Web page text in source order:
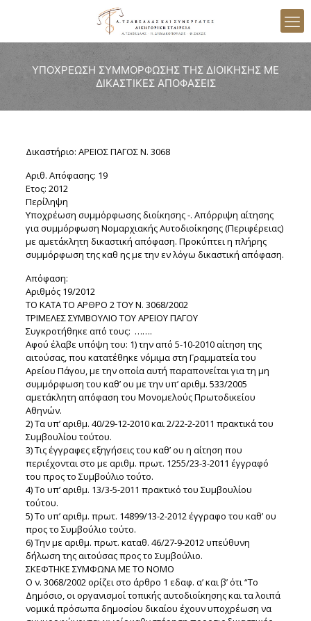
ΥΠΟΧΡΕΩΣΗ ΣΥΜΜΟΡΦΩΣΗΣ ΤΗΣ ΔΙΟΙΚΗΣΗΣ ΜΕ
ΔΙΚΑΣΤΙΚΕΣ ΑΠΟΦΑΣΕΙΣ
Δικαστήριο: ΑΡΕΙΟΣ ΠΑΓΟΣ Ν. 3068
Αριθ. Απόφασης: 19
Ετος: 2012
Περίληψη
Υποχρέωση συμμόρφωσης διοίκησης -. Απόρριψη αίτησης
για συμμόρφωση Νομαρχιακής Αυτοδιοίκησης (Περιφέρειας)
με αμετάκλητη δικαστική απόφαση. Προκύπτει η πλήρης
συμμόρφωση της καθ ης με την εν λόγω δικαστική απόφαση.
Απόφαση:
Αριθμός 19/2012
ΤΟ ΚΑΤΑ ΤΟ ΑΡΘΡΟ 2 ΤΟΥ Ν. 3068/2002
ΤΡΙΜΕΛΕΣ ΣΥΜΒΟΥΛΙΟ ΤΟΥ ΑΡΕΙΟΥ ΠΑΓΟΥ
Συγκροτήθηκε από τους: …….
Αφού έλαβε υπόψη του: 1) την από 5-10-2010 αίτηση της
αιτούσας, που κατατέθηκε νόμιμα στη Γραμματεία του
Αρείου Πάγου, με την οποία αυτή παραπονείται για τη μη
συμμόρφωση του καθ’ ου με την υπ’ αριθμ. 533/2005
αμετάκλητη απόφαση του Μονομελούς Πρωτοδικείου
Αθηνών.
2) Τα υπ’ αριθμ. 40/29-12-2010 και 2/22-2-2011 πρακτικά του
Συμβουλίου τούτου.
3) Τις έγγραφες εξηγήσεις του καθ’ ου η αίτηση που
περιέχονται στο με αριθμ. πρωτ. 1255/23-3-2011 έγγραφό
του προς το Συμβούλιο τούτο.
4) Το υπ’ αριθμ. 13/3-5-2011 πρακτικό του Συμβουλίου
τούτου.
5) Το υπ’ αριθμ. πρωτ. 14899/13-2-2012 έγγραφο του καθ’ ου
προς το Συμβούλιο τούτο.
6) Την με αριθμ. πρωτ. καταθ. 46/27-9-2012 υπεύθυνη
δήλωση της αιτούσας προς το Συμβούλιο.
ΣΚΕΦΤΗΚΕ ΣΥΜΦΩΝΑ ΜΕ ΤΟ ΝΟΜΟ
Ο ν. 3068/2002 ορίζει στο άρθρο 1 εδαφ. α’ και β’ ότι “Το
Δημόσιο, οι οργανισμοί τοπικής αυτοδιοίκησης και τα λοιπά
νομικά πρόσωπα δημοσίου δικαίου έχουν υποχρέωση να